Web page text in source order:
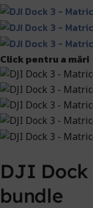
Click pentru a mări
DJI Dock
bundle